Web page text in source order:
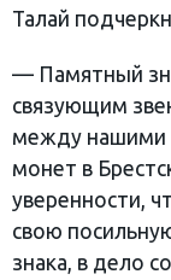
Талай
— Памятный
связующим
между нашими
монет в
уверенности,
свою
знака, в дело